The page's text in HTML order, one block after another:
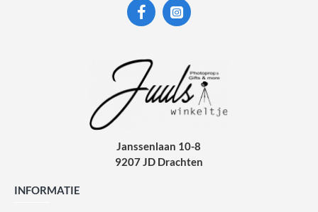
Janssenlaan 10-8
9207 JD Drachten
INFORMATIE